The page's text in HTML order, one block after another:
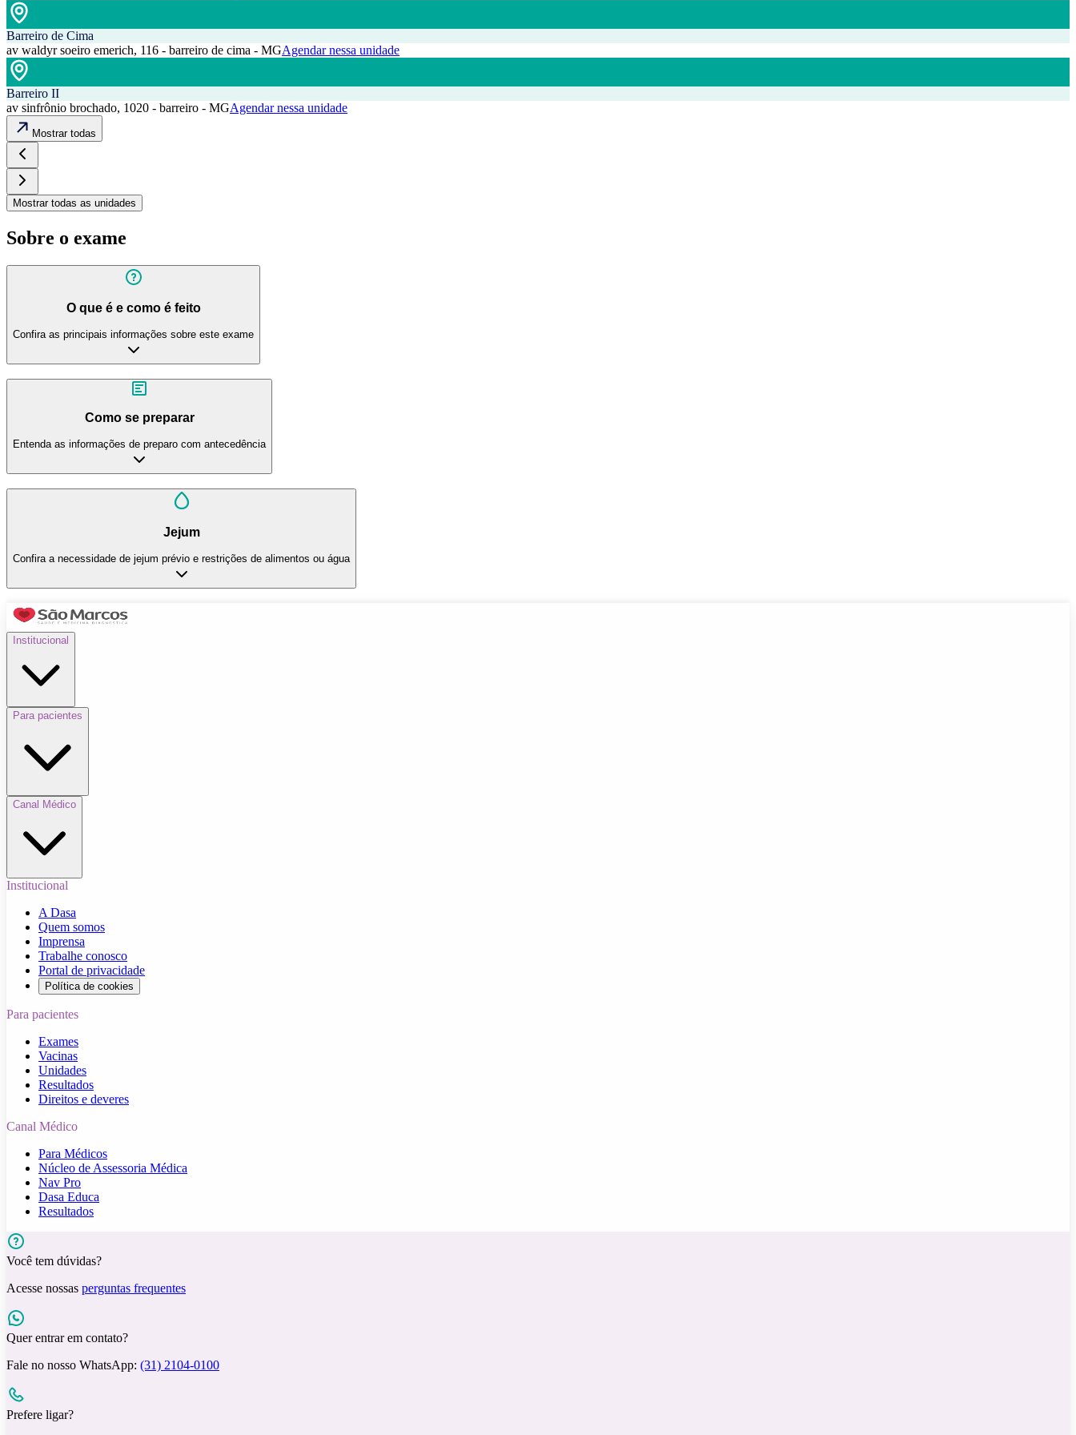
Barreiro de Cima
av waldyr soeiro emerich, 116 - barreiro de cima - MGAgendar nessa unidade
Barreiro II
av sinfrônio brochado, 1020 - barreiro - MGAgendar nessa unidade
Mostrar todas
Mostrar todas as unidades
Sobre o exame
O que é e como é feito
Confira as principais informações sobre este exame
Como se preparar
Entenda as informações de preparo com antecedência
Jejum
Confira a necessidade de jejum prévio e restrições de alimentos ou água
Institucional
Para pacientes
Canal Médico
Institucional
A Dasa
Quem somos
Imprensa
Trabalhe conosco
Portal de privacidade
Política de cookies
Para pacientes
Exames
Vacinas
Unidades
Resultados
Direitos e deveres
Canal Médico
Para Médicos
Núcleo de Assessoria Médica
Nav Pro
Dasa Educa
Resultados
Você tem dúvidas?
Acesse nossas perguntas frequentes
Quer entrar em contato?
Fale no nosso WhatsApp: (31) 2104-0100
Prefere ligar?